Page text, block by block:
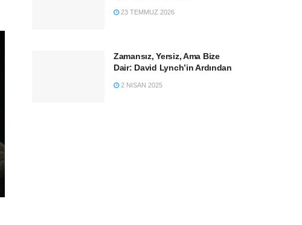
23 TEMMUZ 2026
Zamansız, Yersiz, Ama Bize
Dair: David Lynch’in Ardından
2 NISAN 2025